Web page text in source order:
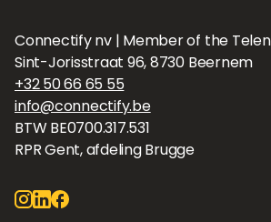
Connectify nv | Member of the
Sint-Jorisstraat 96, 8730 Beernem
+32 50 66 65 55
info@connectify.be
BTW BE0700.317.531
RPR Gent, afdeling Brugge